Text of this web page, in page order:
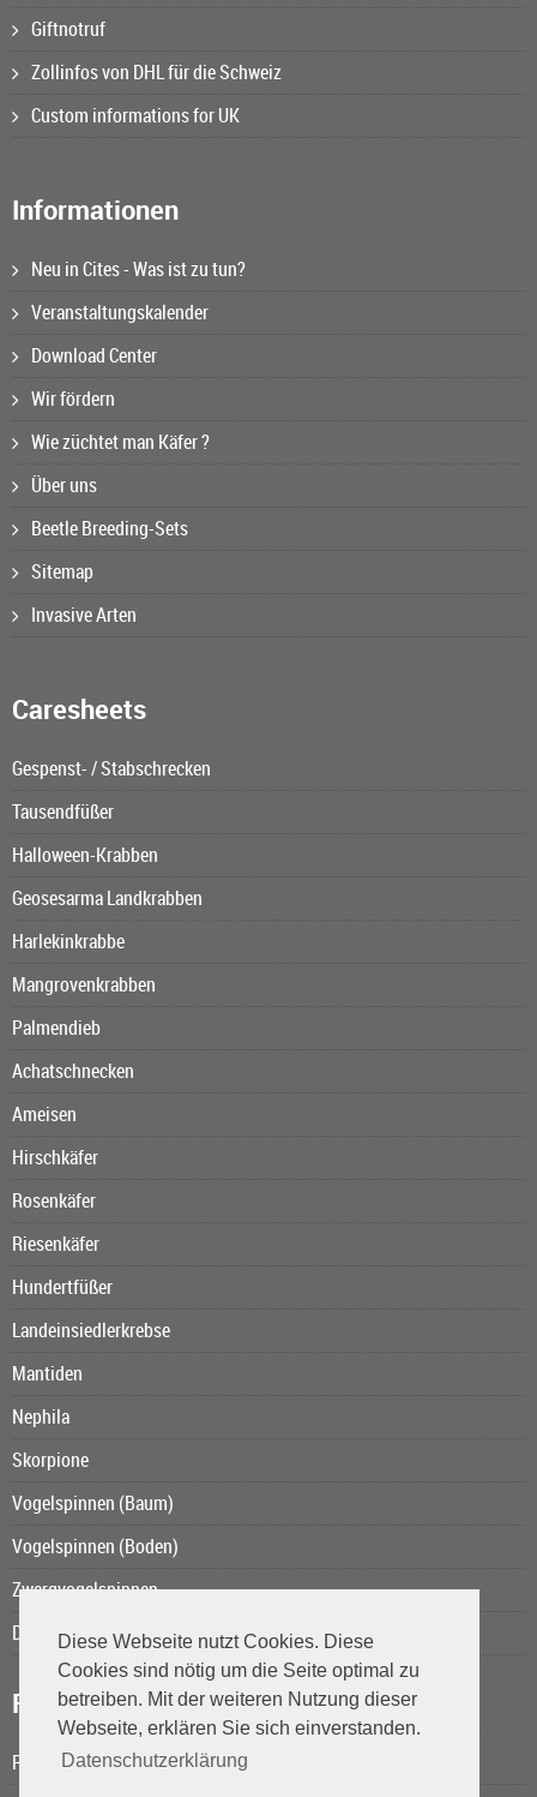
Diese Webseite nutzt Cookies. Diese
Cookies sind nötig um die Seite optimal zu
betreiben. Mit der weiteren Nutzung dieser
Webseite, erklären Sie sich einverstanden.
Datenschutzerklärung
Giftnotruf
Zollinfos von DHL für die Schweiz
Custom informations for UK
Informationen
Neu in Cites - Was ist zu tun?
Veranstaltungskalender
Download Center
Wir fördern
Wie züchtet man Käfer ?
Über uns
Beetle Breeding-Sets
Sitemap
Invasive Arten
Caresheets
Gespenst- / Stabschrecken
Tausendfüßer
Halloween-Krabben
Geosesarma Landkrabben
Harlekinkrabbe
Mangrovenkrabben
Palmendieb
Achatschnecken
Ameisen
Hirschkäfer
Rosenkäfer
Riesenkäfer
Hundertfüßer
Landeinsiedlerkrebse
Mantiden
Nephila
Skorpione
Vogelspinnen (Baum)
Vogelspinnen (Boden)
Zwergvogelspinnen
Das Kurzschwanzopossum
Reiseberichte
Rolands Reisen